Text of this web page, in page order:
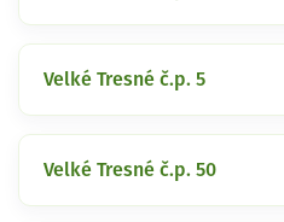
Velké Tresné č.p. 5
Velké Tresné č.p. 50